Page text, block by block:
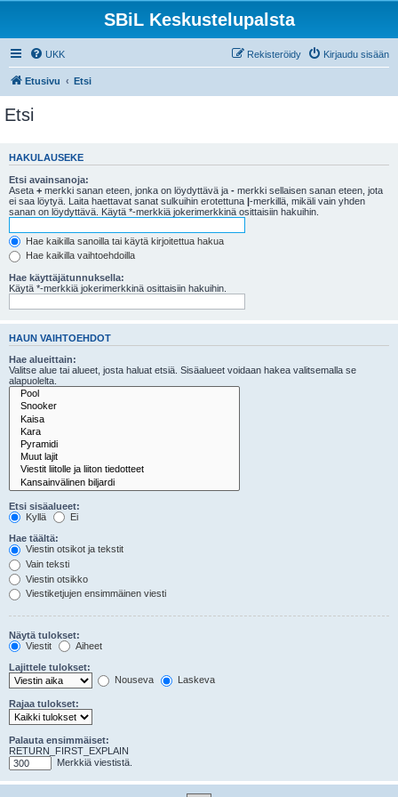
SBiL Keskustelupalsta
UKK Kirjaudu sisään
Rekisteröidy
Etusivu Etsi
Etsi
HAKULAUSEKE
Etsi avainsanoja:
Aseta + merkki sanan eteen, jonka on löydyttävä ja - merkki sellaisen sanan eteen, jota
ei saa löytyä. Laita haettavat sanat sulkuihin erotettuna |-merkillä, mikäli vain yhden
sanan on löydyttävä. Käytä *-merkkiä jokerimerkkinä osittaisiin hakuihin.
Hae kaikilla sanoilla tai käytä kirjoitettua hakua
Hae kaikilla vaihtoehdoilla
Hae käyttäjätunnuksella:
Käytä *-merkkiä jokerimerkkinä osittaisiin hakuihin.
HAUN VAIHTOEHDOT
Hae alueittain:
Valitse alue tai alueet, josta haluat etsiä. Sisäalueet voidaan hakea valitsemalla se
alapuolelta.
Etsi sisäalueet:
Kyllä
Ei
Hae täältä:
Viestin otsikot ja tekstit
Vain teksti
Viestin otsikko
Viestiketjujen ensimmäinen viesti
Näytä tulokset:
Viestit
Aiheet
Lajittele tulokset:
Nouseva
Laskeva
Rajaa tulokset:
Palauta ensimmäiset:
RETURN_FIRST_EXPLAIN
Merkkiä viestistä.